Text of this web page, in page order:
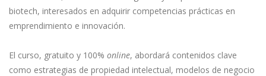
biotech, interesados en adquirir competencias prácticas en
emprendimiento e innovación.
El curso, gratuito y 100% online, abordará contenidos clave
como estrategias de propiedad intelectual, modelos de negocio